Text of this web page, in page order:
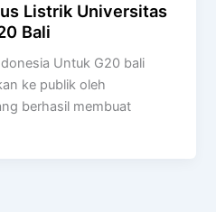
Listrik Universitas
Bali
Untuk G20 bali
ke publik oleh
berhasil membuat